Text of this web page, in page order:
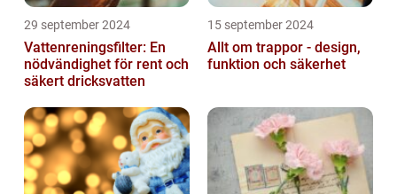
29 september 2024
Vattenreningsfilter: En
nödvändighet för rent och
säkert dricksvatten
15 september 2024
Allt om trappor - design,
funktion och säkerhet